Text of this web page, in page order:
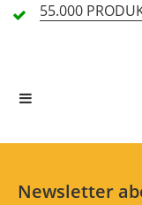
55.000
Newsletter